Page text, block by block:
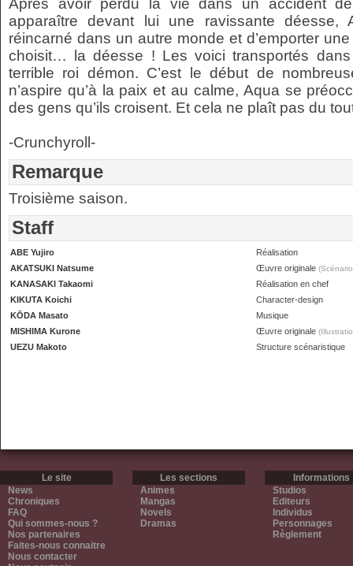
Après avoir perdu la vie dans un accident
apparaître devant lui une ravissante déesse,
réincarné dans un autre monde et d’emporter
choisit… la déesse ! Les voici transportés
terrible roi démon. C’est le début de
n’aspire qu’à la paix et au calme, Aqua se
des gens qu’ils croisent. Et cela ne plaît pas du
-Crunchyroll-
Remarque
Troisième saison.
Staff
ABE Yujiro
Réalisation
AKATSUKI Natsume
Œuvre originale
KANASAKI Takaomi
Réalisation en chef
KIKUTA Koichi
Character-design
KŌDA Masato
Musique
MISHIMA Kurone
Œuvre originale
UEZU Makoto Structure scénaristique
Le site
News
Chroniques
FAQ
Qui sommes-nous ?
Nos partenaires
Faites-nous connaitre
Nous contacter
Les sections
Animes
Mangas
Novels
Dramas
Informations
Studios
Editeurs
Individus
Personnages
Règlement